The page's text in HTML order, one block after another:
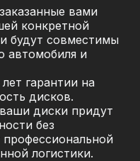
вами
конкретной
будут совместимы
автомобиля и
гарантии на
дисков.
диски придут
без
профессиональной
логистики.